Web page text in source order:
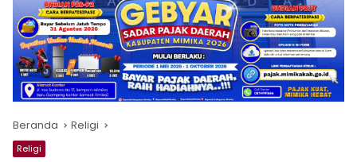
Beranda Religi
Religi